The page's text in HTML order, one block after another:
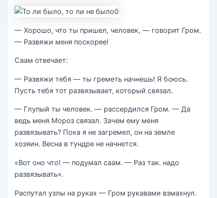
— Хорошо, что ты пришел, человек, — говорит Гром.
— Развяжи меня поскорее!
Саам отвечает:
— Развяжи тебя — ты греметь начнешь! Я боюсь.
Пусть тебя тот развязывает, который связал.
— Глупый ты человек. — рассердился Гром. — Да
ведь меня Мороз связал. Зачем ему меня
развязывать? Пока я не загремел, он на земле
хозяин. Весна в тундре не начнется.
«Вот оно что! — подумал саам. — Раз так. надо
развязывать».
Распутал узлы на руках — Гром рукавами взмахнул.